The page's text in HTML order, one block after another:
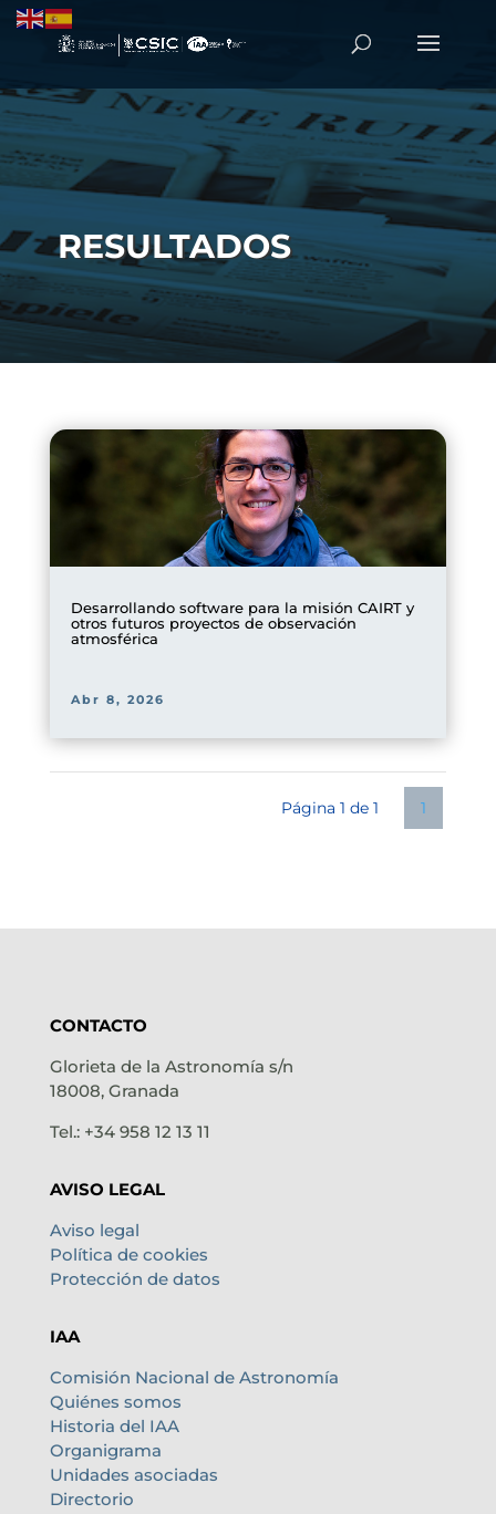
RESULTADOS
Desarrollando software para la misión CAIRT y
otros futuros proyectos de observación
atmosférica
Abr 8, 2026
Página 1 de 1 1
CONTACTO
Glorieta de la Astronomía s/n
18008, Granada
Tel.: +34 958 12 13 11
AVISO LEGAL
Aviso legal
Política de cookies
Protección de datos
IAA
Comisión Nacional de Astronomía
Quiénes somos
Historia del IAA
Organigrama
Unidades asociadas
Directorio